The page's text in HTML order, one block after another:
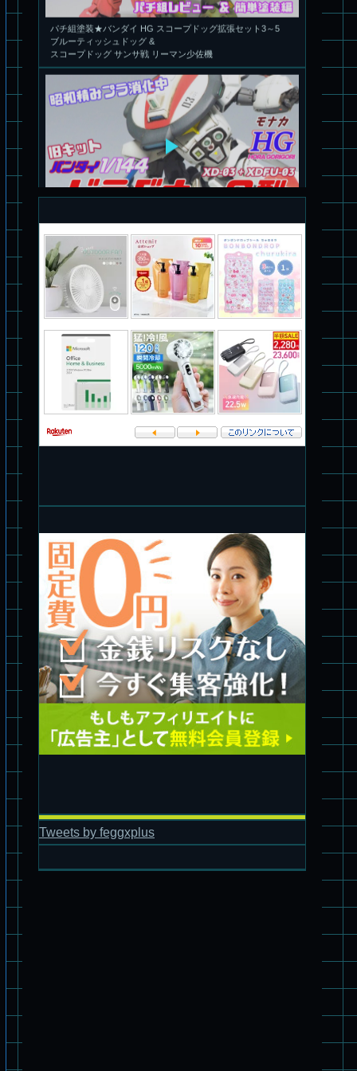
旧キット制作★バンダイ 1/144 ドラグナー3型
パチ組塗装★バンダイ HG バーグラリードッグ
パチ組塗装★バンダイ HG 1/144 ザブングル
パチ組塗装★PLAMAX 1/24 ストライクドッグ
Tweets by feggxplus